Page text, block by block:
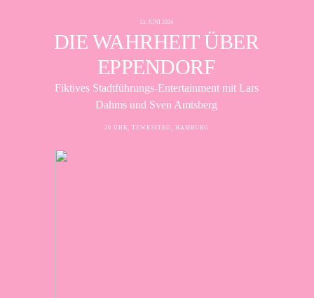
13. JUNI 2024
DIE WAHRHEIT ÜBER
EPPENDORF
Fiktives Stadtführungs-Entertainment mit Lars
Dahms und Sven Amtsberg
20 UHR, TEWESSTEG, HAMBURG